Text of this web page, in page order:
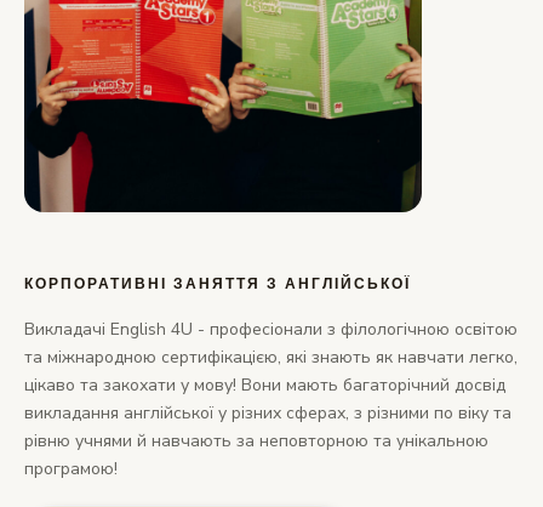
КОРПОРАТИВНІ ЗАНЯТТЯ З АНГЛІЙСЬКОЇ
Викладачі English 4U - професіонали з філологічною освітою
та міжнародною сертифікацією, які знають як навчати легко,
цікаво та закохати у мову! Вони мають багаторічний досвід
викладання англійської у різних сферах, з різними по віку та
рівню учнями й навчають за неповторною та унікальною
програмою!